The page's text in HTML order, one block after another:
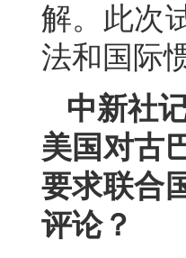
解。此次
法和国际
中新社
美国对古
要求联合
评论？